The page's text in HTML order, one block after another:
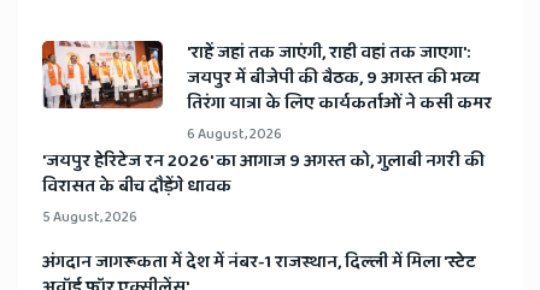
'राहें जहां तक जाएंगी, राही वहां तक जाएगा':
जयपुर में बीजेपी की बैठक, 9 अगस्त की भव्य
तिरंगा यात्रा के लिए कार्यकर्ताओं ने कसी कमर
6 August, 2026
​'जयपुर हेरिटेज रन 2026' का आगाज 9 अगस्त को, गुलाबी नगरी की
विरासत के बीच दौड़ेंगे धावक
5 August, 2026
अंगदान जागरूकता में देश में नंबर-1 राजस्थान, दिल्ली में मिला 'स्टेट